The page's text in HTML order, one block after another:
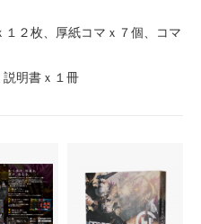
２枚、厚紙コマｘ７個、コマ
明書ｘ１冊